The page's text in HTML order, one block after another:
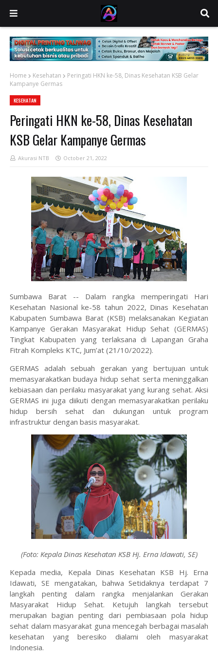
Home Kesehatan
Peringati HKN ke-58, Dinas Kesehatan KSB Gelar
Kampanye Germas
KESEHATAN
Peringati HKN ke-58, Dinas Kesehatan
KSB Gelar Kampanye Germas
Akurasi NTB October 21, 2022
Sumbawa Barat -- Dalam rangka memperingati Hari
Kesehatan Nasional ke-58 tahun 2022, Dinas Kesehatan
Kabupaten Sumbawa Barat (KSB) melaksanakan Kegiatan
Kampanye Gerakan Masyarakat Hidup Sehat (GERMAS)
Tingkat Kabupaten yang terlaksana di Lapangan Graha
Fitrah Kompleks KTC, Jum’at (21/10/2022).
GERMAS adalah sebuah gerakan yang bertujuan untuk
memasyarakatkan budaya hidup sehat serta meninggalkan
kebiasaan dan perilaku masyarakat yang kurang sehat. Aksi
GERMAS ini juga diikuti dengan memasyarakatkan perilaku
hidup bersih sehat dan dukungan untuk program
infrastruktur dengan basis masyarakat.
(Foto: Kepala Dinas Kesehatan KSB Hj. Erna Idawati, SE)
Kepada media, Kepala Dinas Kesehatan KSB Hj. Erna
Idawati, SE mengatakan, bahwa Setidaknya terdapat 7
langkah penting dalam rangka menjalankan Gerakan
Masyarakat Hidup Sehat. Ketujuh langkah tersebut
merupakan bagian penting dari pembiasaan pola hidup
sehat dalam masyarakat guna mencegah berbagai masalah
kesehatan yang beresiko dialami oleh masyarakat
Indonesia.